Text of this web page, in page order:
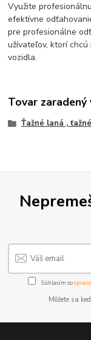
Využite
efektívne
pre profesionálne
užívateľov, ktorí
vozidla.
Tovar
Ťažné laná ,
Súhlasím so
Môžete sa